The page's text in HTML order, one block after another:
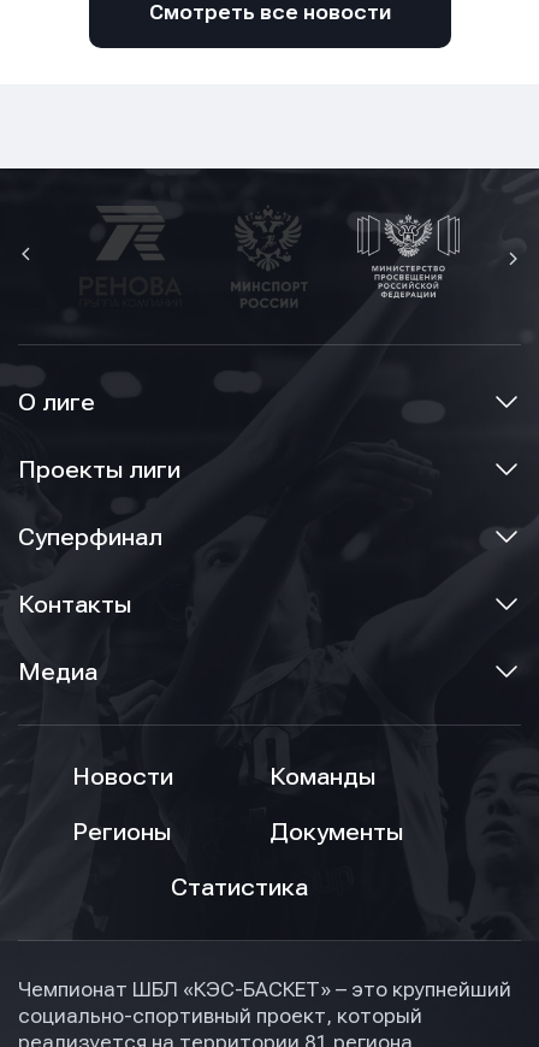
Смотреть все новости
О лиге
Проекты лиги
Суперфинал
Контакты
Медиа
Новости
Команды
Регионы
Документы
Статистика
Чемпионат ШБЛ «КЭС-БАСКЕТ» – это крупнейший
социально-спортивный проект, который
реализуется на территории 81 региона